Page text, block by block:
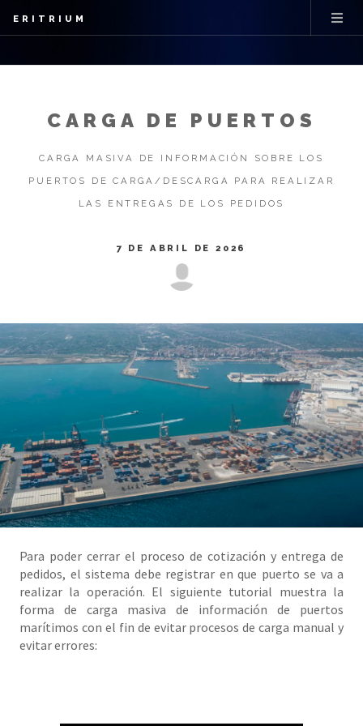
ERITRIUM
CARGA DE PUERTOS
CARGA MASIVA DE INFORMACIÓN SOBRE LOS
PUERTOS DE CARGA/DESCARGA PARA REALIZAR
LAS ENTREGAS DE LOS PEDIDOS
7 DE ABRIL DE 2026
Para poder cerrar el proceso de cotización y entrega de
pedidos, el sistema debe registrar en que puerto se va a
realizar la operación. El siguiente tutorial muestra la
forma de carga masiva de información de puertos
marítimos con el fin de evitar procesos de carga manual y
evitar errores: